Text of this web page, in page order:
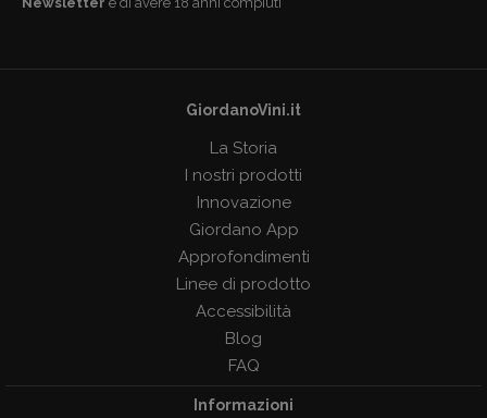
GiordanoVini.it
La Storia
I nostri prodotti
Innovazione
Giordano App
Approfondimenti
Linee di prodotto
Accessibilità
Blog
FAQ
Informazioni